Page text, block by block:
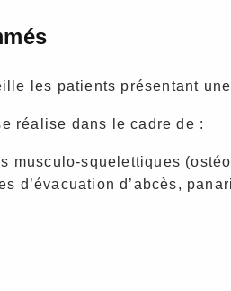
les patients présentant
réalise dans le cadre de :
musculo-squelettiques
d’évacuation d’abcès,